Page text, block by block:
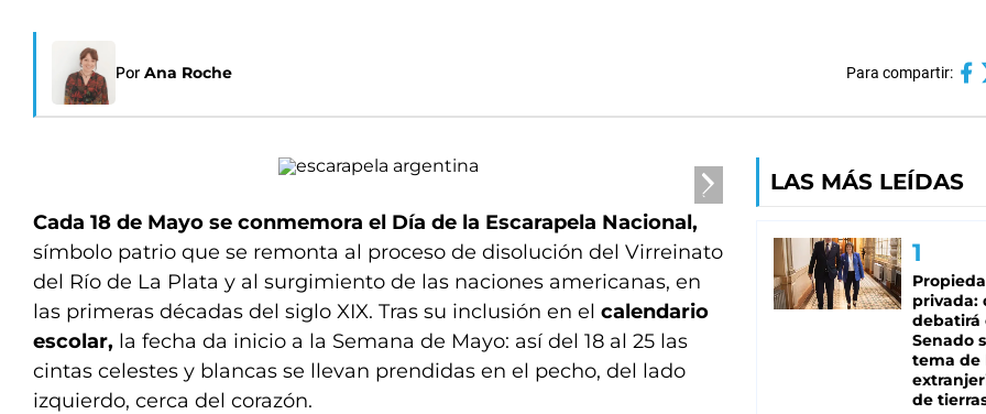
Por Ana Roche Para compartir:
Cada 18 de Mayo se conmemora el Día de la Escarapela Nacional,
símbolo patrio que se remonta al proceso de disolución del Virreinato
del Río de La Plata y al surgimiento de las naciones americanas, en
las primeras décadas del siglo XIX. Tras su inclusión en el calendario
escolar, la fecha da inicio a la Semana de Mayo: así del 18 al 25 las
cintas celestes y blancas se llevan prendidas en el pecho, del lado
izquierdo, cerca del corazón.
LAS MÁS LEÍDAS
privada:
debatirá
Senado
tema de
de